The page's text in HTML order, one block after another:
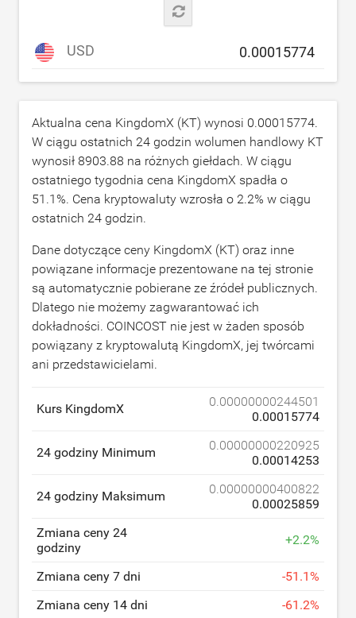
USD
Aktualna cena KingdomX (KT) wynosi 0.00015774.
W ciągu ostatnich 24 godzin wolumen handlowy KT
wynosił 8903.88 na różnych giełdach. W ciągu
ostatniego tygodnia cena KingdomX spadła o
51.1%. Cena kryptowaluty wzrosła o 2.2% w ciągu
ostatnich 24 godzin.
Dane dotyczące ceny KingdomX (KT) oraz inne
powiązane informacje prezentowane na tej stronie
są automatycznie pobierane ze źródeł publicznych.
Dlatego nie możemy zagwarantować ich
dokładności. COINCOST nie jest w żaden sposób
powiązany z kryptowalutą KingdomX, jej twórcami
ani przedstawicielami.
Kurs KingdomX
0.00000000244501
0.00015774
24 godziny Minimum
0.00000000220925
0.00014253
24 godziny Maksimum
0.00000000400822
0.00025859
Zmiana ceny 24
godziny
+2.2%
Zmiana ceny 7 dni -51.1%
Zmiana ceny 14 dni
-61.2%